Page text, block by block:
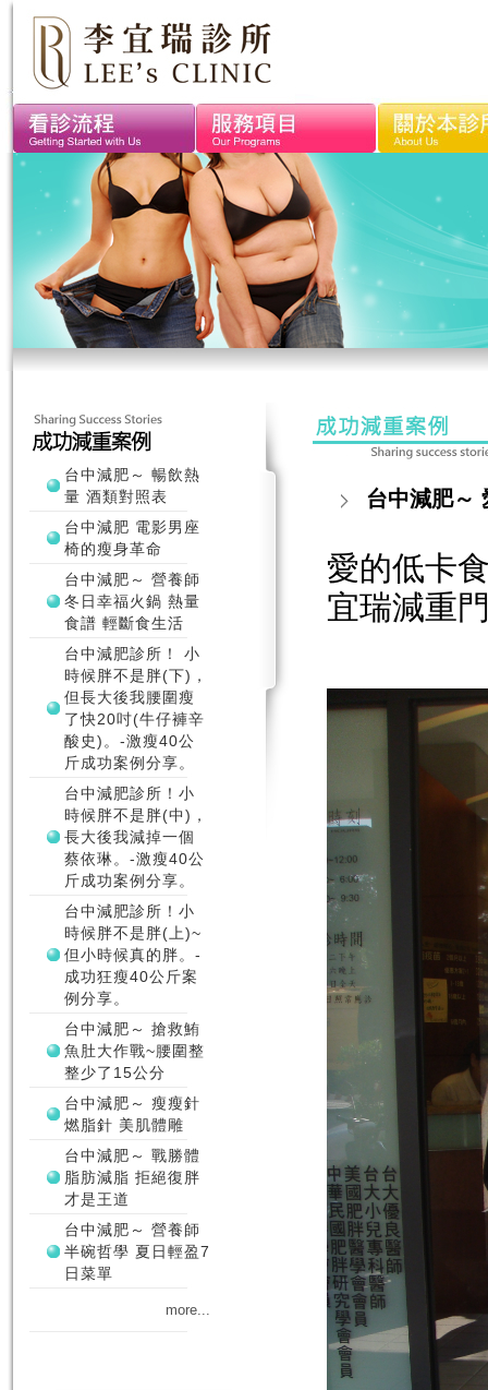
台中減肥～ 暢飲熱
量 酒類對照表
台中減肥 電影男座
椅的瘦身革命
台中減肥～ 營養師
冬日幸福火鍋 熱量
食譜 輕斷食生活
台中減肥診所！ 小
時候胖不是胖(下)，
但長大後我腰圍瘦
了快20吋(牛仔褲辛
酸史)。-激瘦40公
斤成功案例分享。
台中減肥診所！小
時候胖不是胖(中)，
長大後我減掉一個
蔡依琳。-激瘦40公
斤成功案例分享。
台中減肥診所！小
時候胖不是胖(上)~
但小時候真的胖。-
成功狂瘦40公斤案
例分享。
台中減肥～ 搶救鮪
魚肚大作戰~腰圍整
整少了15公分
台中減肥～ 瘦瘦針
燃脂針 美肌體雕
台中減肥～ 戰勝體
脂肪減脂 拒絕復胖
才是王道
台中減肥～ 營養師
半碗哲學 夏日輕盈7
日菜單
more...
台中減肥～
愛的低卡
宜瑞減重